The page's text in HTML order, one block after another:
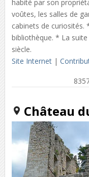
habité par son
voûtes, les salles de
cabinets de curiosités.
bibliothèque. * La
siècle.
Site Internet|
Château